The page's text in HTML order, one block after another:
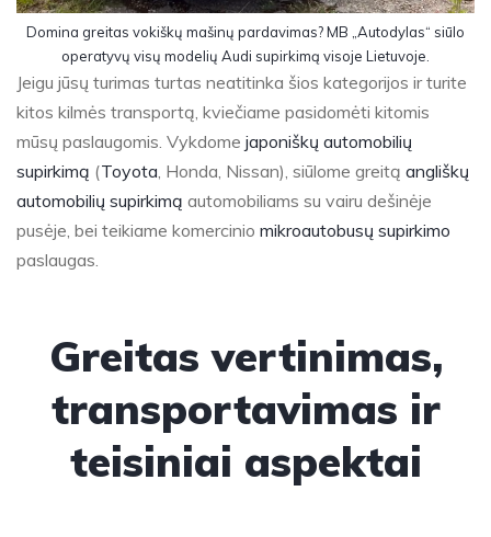
Domina greitas vokiškų mašinų pardavimas? MB „Autodylas“ siūlo
operatyvų visų modelių Audi supirkimą visoje Lietuvoje.
Jeigu jūsų turimas turtas neatitinka šios kategorijos ir turite
kitos kilmės transportą, kviečiame pasidomėti kitomis
mūsų paslaugomis. Vykdome japoniškų automobilių
supirkimą (Toyota, Honda, Nissan), siūlome greitą angliškų
automobilių supirkimą automobiliams su vairu dešinėje
pusėje, bei teikiame komercinio mikroautobusų supirkimo
paslaugas.
Greitas vertinimas,
transportavimas ir
teisiniai aspektai